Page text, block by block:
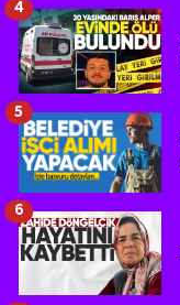
4
5
6